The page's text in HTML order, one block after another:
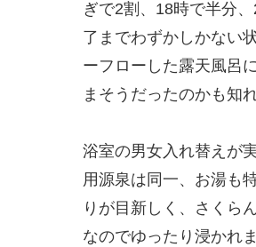
ぎで2割、18時で半分
了までわずかしかない
ーフローした露天風呂
まそうだったのかも知
浴室の男女入れ替えが
用源泉は同一、お湯も
りが目新しく、さくら
なのでゆったり浸かれ